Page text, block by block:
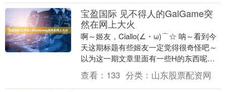
宝盈国际 见不得人的GalGame突
然在网上大火
啊～姬友，Ciallo(∠・ω)⌒☆ 呐～看到今
天这期标题有些姬友一定觉得很奇怪吧～
以为这一期文章里面有一些H的东西呢～
腐☆腐～残念～手谈姬才不会写那样的文
章呢....
查看： 133 分类： 山东股票配资网